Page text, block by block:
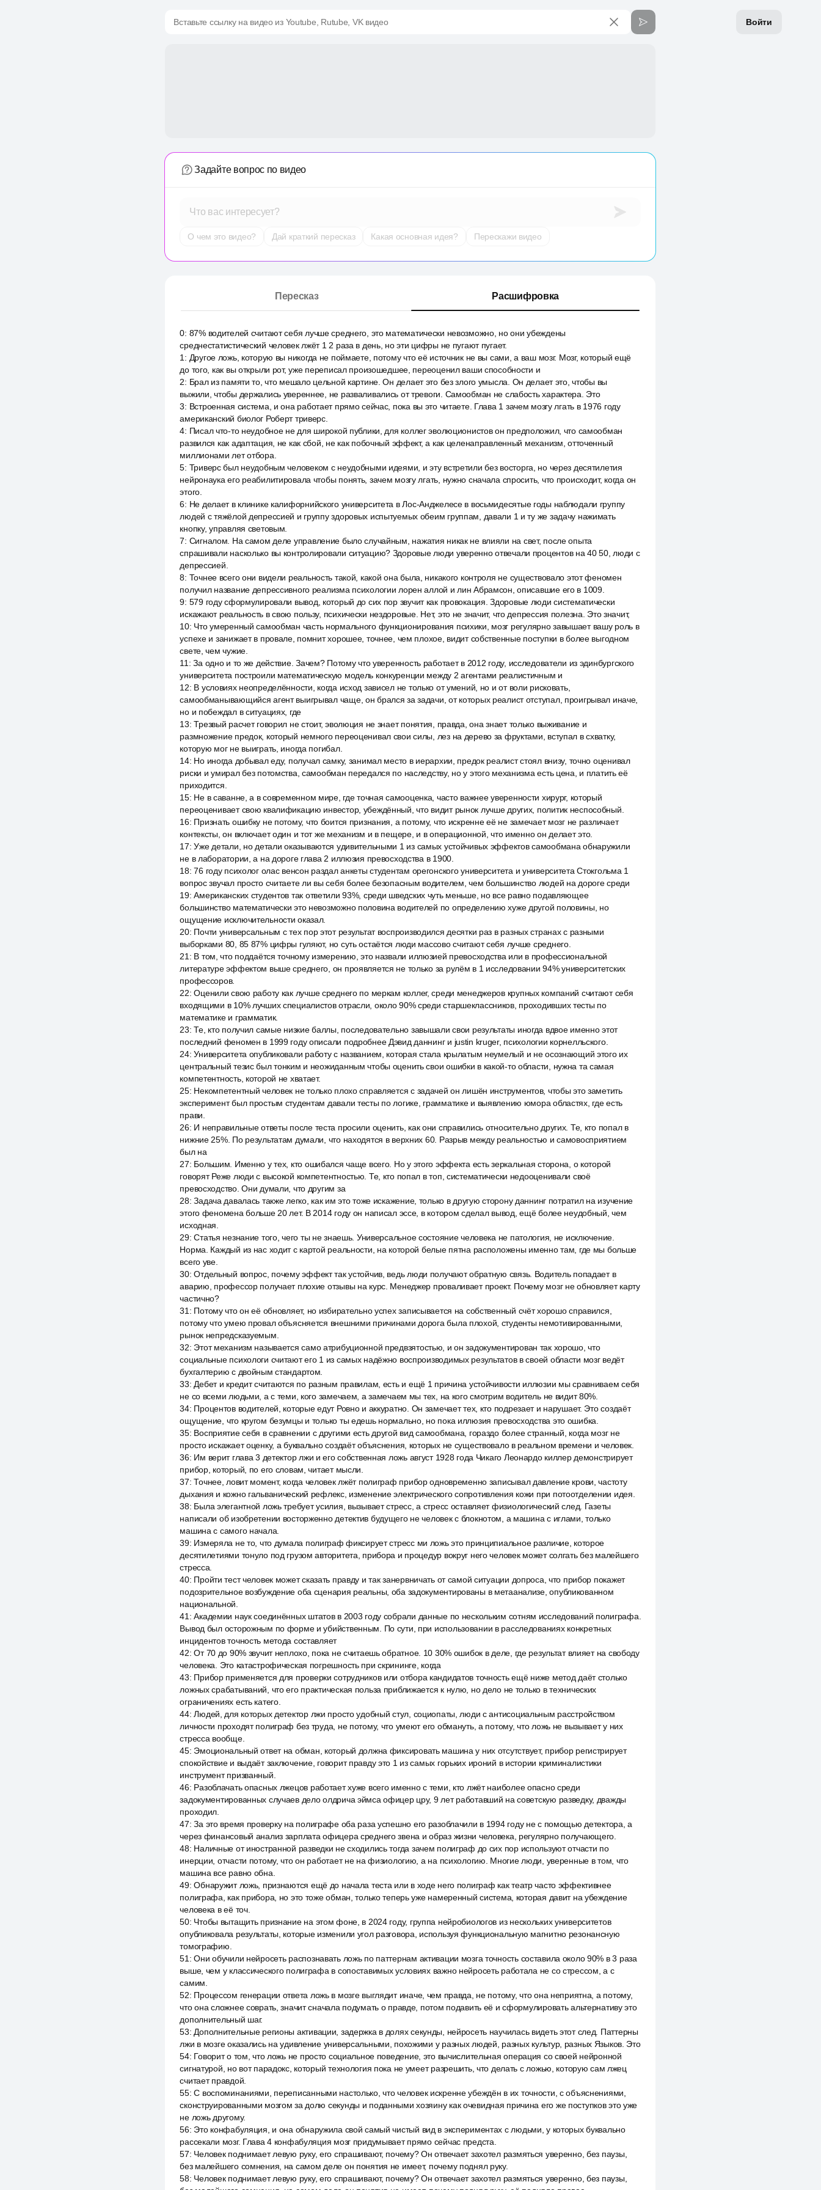
Войти
Вставьте ссылку на видео из Youtube, Rutube, VK видео
Задайте вопрос по видео
Что вас интересует?
О чем это видео? Дай краткий пересказ Какая основная идея? Перескажи видео
Пересказ Расшифровка
0: 87% водителей считают себя лучше среднего, это математически невозможно, но они убеждены
среднестатистический человек лжёт 1 2 раза в день, но эти цифры не пугают пугает.
1 : Другое ложь, которую вы никогда не поймаете, потому что её источник не вы сами, а ваш мозг. Мозг, который ещё
до того, как вы открыли рот, уже переписал произошедшее, переоценил ваши способности и
2: Брал из памяти то, что мешало цельной картине. Он делает это без злого умысла. Он делает это, чтобы вы
выжили, чтобы держались увереннее, не разваливались от тревоги. Самообман не слабость характера. Это
3: Встроенная система, и она работает прямо сейчас, пока вы это читаете. Глава 1 зачем мозгу лгать в 1976 году
американский биолог Роберт триверс.
4: Писал что-то неудобное не для широкой публики, для коллег эволюционистов он предположил, что самообман
развился как адаптация, не как сбой, не как побочный эффект, а как целенаправленный механизм, отточенный
миллионами лет отбора.
5: Триверс был неудобным человеком с неудобными идеями, и эту встретили без восторга, но через десятилетия
нейронаука его реабилитировала чтобы понять, зачем мозгу лгать, нужно сначала спросить, что происходит, когда он
этого.
6: Не делает в клинике калифорнийского университета в Лос-Анджелесе в восьмидесятые годы наблюдали группу
людей с тяжёлой депрессией и группу здоровых испытуемых обеим группам, давали 1 и ту же задачу нажимать
кнопку, управляя световым.
7: Сигналом. На самом деле управление было случайным, нажатия никак не влияли на свет, после опыта
спрашивали насколько вы контролировали ситуацию? Здоровые люди уверенно отвечали процентов на 40 50, люди с
депрессией.
8: Точнее всего они видели реальность такой, какой она была, никакого контроля не существовало этот феномен
получил название депрессивного реализма психологии лорен аллой и лин Абрамсон, описавшие его в 1009.
9: 579 году сформулировали вывод, который до сих пор звучит как провокация. Здоровые люди систематически
искажают реальность в свою пользу, психически нездоровые. Нет, это не значит, что депрессия полезна. Это значит,
10: Что умеренный самообман часть нормального функционирования психики, мозг регулярно завышает вашу роль в
успехе и занижает в провале, помнит хорошее, точнее, чем плохое, видит собственные поступки в более выгодном
свете, чем чужие.
11 :За одно и то же действие. Зачем? Потому что уверенность работает в 2012 году, исследователи из эдинбургского
университета построили математическую модель конкуренции между 2 агентами реалистичным и
12: В условиях неопределённости, когда исход зависел не только от умений, но и от воли рисковать,
самообманывающийся агент выигрывал чаще, он брался за задачи, от которых реалист отступал, проигрывал иначе,
но и побеждал в ситуациях, где
13:Трезвый расчет говорил не стоит, эволюция не знает понятия, правда, она знает только выживание и
размножение предок, который немного переоценивал свои силы, лез на дерево за фруктами, вступал в схватку,
которую мог не выиграть, иногда погибал.
14: Но иногда добывал еду, получал самку, занимал место в иерархии, предок реалист стоял внизу, точно оценивал
риски и умирал без потомства, самообман передался по наследству, но у этого механизма есть цена, и платить её
приходится.
15: Не в саванне, а в современном мире, где точная самооценка, часто важнее уверенности хирург, который
переоценивает свою квалификацию инвестор, убеждённый, что видит рынок лучше других, политик неспособный.
16: Признать ошибку не потому, что боится признания, а потому, что искренне её не замечает мозг не различает
контексты, он включает один и тот же механизм и в пещере, и в операционной, что именно он делает это.
17:Уже детали, но детали оказываются удивительными 1 из самых устойчивых эффектов самообмана обнаружили
не в лаборатории, а на дороге глава 2 иллюзия превосходства в 1900.
18:76 году психолог олас венсон раздал анкеты студентам орегонского университета и университета Стокгольма 1
вопрос звучал просто считаете ли вы себя более безопасным водителем, чем большинство людей на дороге среди
19:Американских студентов так ответили 93%, среди шведских чуть меньше, но все равно подавляющее
большинство математически это невозможно половина водителей по определению хуже другой половины, но
ощущение исключительности оказал.
20: Почти универсальным с тех пор этот результат воспроизводился десятки раз в разных странах с разными
выборками 80, 85 87% цифры гуляют, но суть остаётся люди массово считают себя лучше среднего.
21 : В том, что поддаётся точному измерению, это назвали иллюзией превосходства или в профессиональной
литературе эффектом выше среднего, он проявляется не только за рулём в 1 исследовании 94% университетских
профессоров.
22:Оценили свою работу как лучше среднего по меркам коллег, среди менеджеров крупных компаний считают себя
входящими в 10% лучших специалистов отрасли, около 90% среди старшеклассников, проходивших тесты по
математике и грамматик.
23:Те, кто получил самые низкие баллы, последовательно завышали свои результаты иногда вдвое именно этот
последний феномен в 1999 году описали подробнее Дэвид даннинг и justin kruger, психологии корнелльского.
24:Университета опубликовали работу с названием, которая стала крылатым неумелый и не осознающий этого их
центральный тезис был тонким и неожиданным чтобы оценить свои ошибки в какой-то области, нужна та самая
компетентность, которой не хватает.
25: Некомпетентный человек не только плохо справляется с задачей он лишён инструментов, чтобы это заметить
эксперимент был простым студентам давали тесты по логике, грамматике и выявлению юмора областях, где есть
прави.
26: И неправильные ответы после теста просили оценить, как они справились относительно других. Те, кто попал в
нижние 25%. По результатам думали, что находятся в верхних 60. Разрыв между реальностью и самовосприятием
был на
27: Большим. Именно у тех, кто ошибался чаще всего. Но у этого эффекта есть зеркальная сторона, о которой
говорят Реже люди с высокой компетентностью. Те, кто попал в топ, систематически недооценивали своё
превосходство. Они думали, что другим за
28:Задача давалась также легко, как им это тоже искажение, только в другую сторону даннинг потратил на изучение
этого феномена больше 20 лет. В 2014 году он написал эссе, в котором сделал вывод, ещё более неудобный, чем
исходная.
29:Статья незнание того, чего ты не знаешь. Универсальное состояние человека не патология, не исключение.
Норма. Каждый из нас ходит с картой реальности, на которой белые пятна расположены именно там, где мы больше
всего уве.
30:Отдельный вопрос, почему эффект так устойчив, ведь люди получают обратную связь. Водитель попадает в
аварию, профессор получает плохие отзывы на курс. Менеджер проваливает проект. Почему мозг не обновляет карту
частично?
31 : Потому что он её обновляет, но избирательно успех записывается на собственный счёт хорошо справился,
потому что умею провал объясняется внешними причинами дорога была плохой, студенты немотивированными,
рынок непредсказуемым.
32: Этот механизм называется само атрибуционной предвзятостью, и он задокументирован так хорошо, что
социальные психологи считают его 1 из самых надёжно воспроизводимых результатов в своей области мозг ведёт
бухгалтерию с двойным стандартом.
33: Дебет и кредит считаются по разным правилам, есть и ещё 1 причина устойчивости иллюзии мы сравниваем себя
не со всеми людьми, а с теми, кого замечаем, а замечаем мы тех, на кого смотрим водитель не видит 80%.
34: Процентов водителей, которые едут Ровно и аккуратно. Он замечает тех, кто подрезает и нарушает. Это создаёт
ощущение, что кругом безумцы и только ты едешь нормально, но пока иллюзия превосходства это ошибка.
35: Восприятие себя в сравнении с другими есть другой вид самообмана, гораздо более странный, когда мозг не
просто искажает оценку, a буквально создаёт объяснения, которых не существовало в реальном времени и человек.
36: Им верит глава 3 детектор лжи и его собственная ложь август 1928 года Чикаго Леонардо киллер демонстрирует
прибор, который, по его словам, читает мысли.
37:Точнее, ловит момент, когда человек лжёт полиграф прибор одновременно записывал давление крови, частоту
дыхания и кожно гальванический рефлекс, изменение электрического сопротивления кожи при потоотделении идея.
38: Была элегантной ложь требует усилия, вызывает стресс, а стресс оставляет физиологический след. Газеты
написали об изобретении восторженно детектив будущего не человек с блокнотом, а машина с иглами, только
машина с самого начала.
39: Измеряла не то, что думала полиграф фиксирует стресс ми ложь это принципиальное различие, которое
десятилетиями тонуло под грузом авторитета, прибора и процедур вокруг него человек может солгать без малейшего
стресса.
40: Пройти тест человек может сказать правду и так занервничать от самой ситуации допроса, что прибор покажет
подозрительное возбуждение оба сценария реальны, оба задокументированы в метаанализе, опубликованном
национальной.
41 :Академии наук соединённых штатов в 2003 году собрали данные по нескольким сотням исследований полиграфа.
Вывод был осторожным по форме и убийственным. По сути, при использовании в расследованиях конкретных
инцидентов точность метода составляет
42:От 70 до 90% звучит неплохо, пока не считаешь обратное. 10 30% ошибок в деле, где результат влияет на свободу
человека. Это катастрофическая погрешность при скрининге, когда
43: Прибор применяется для проверки сотрудников или отбора кандидатов точность ещё ниже метод даёт столько
ложных срабатываний, что его практическая польза приближается к нулю, но дело не только в технических
ограничениях есть катего.
44:Людей, для которых детектор лжи просто удобный стул, социопаты, люди с антисоциальным расстройством
личности проходят полиграф без труда, не потому, что умеют его обмануть, а потому, что ложь не вызывает у них
стресса вообще.
45: Эмоциональный ответ на обман, который должна фиксировать машина у них отсутствует, прибор регистрирует
спокойствие и выдаёт заключение, говорит правду это 1 из самых горьких ироний в истории криминалистики
инструмент призванный.
46: Разоблачать опасных лжецов работает хуже всего именно с теми, кто лжёт наиболее опасно среди
задокументированных случаев дело олдрича эймса офицер цру, 9 лет работавший на советскую разведку, дважды
проходил.
47:За это время проверку на полиграфе оба раза успешно его разоблачили в 1994 году не с помощью детектора, а
через финансовый анализ зарплата офицера среднего звена и образ жизни человека, регулярно получающего.
48: Наличные от иностранной разведки не сходились тогда зачем полиграф до сих пор используют отчасти по
инерции, отчасти потому, что он работает не на физиологию, а на психологию. Многие люди, уверенные в том, что
машина все равно обна.
49:Обнаружит ложь, признаются ещё до начала теста или в ходе него полиграф как театр часто эффективнее
полиграфа, как прибора, но это тоже обман, только теперь уже намеренный система, которая давит на убеждение
человека в её точ.
50: Чтобы вытащить признание на этом фоне, в 2024 году, группа нейробиологов из нескольких университетов
опубликовала результаты, которые изменили угол разговора, используя функциональную магнитно резонансную
томографию.
51 :Они обучили нейросеть распознавать ложь по паттернам активации мозга точность составила около 90% в 3 раза
выше, чем у классического полиграфа в сопоставимых условиях важно нейросеть работала не со стрессом, а с
самим.
52: Процессом генерации ответа ложь в мозге выглядит иначе, чем правда, не потому, что она неприятна, а потому,
что она сложнее соврать, значит сначала подумать о правде, потом подавить её и сформулировать альтернативу это
дополнительный шаг.
53: Дополнительные регионы активации, задержка в долях секунды, нейросеть научилась видеть этот след. Паттерны
лжи в мозге оказались на удивление универсальными, похожими у разных людей, разных культур, разных Языков. Это
54: Говорит о том, что ложь не просто социальное поведение, это вычислительная операция со своей нейронной
сигнатурой, но вот парадокс, который технология пока не умеет разрешить, что делать с ложью, которую сам лжец
считает правдой.
55:С воспоминаниями, переписанными настолько, что человек искренне убеждён в их точности, с объяснениями,
сконструированными мозгом за долю секунды и поданными хозяину как очевидная причина его же поступков это уже
не ложь другому.
56: Это конфабуляция, и она обнаружила свой самый чистый вид в экспериментах с людьми, у которых буквально
рассекали мозг. Глава 4 конфабуляция мозг придумывает прямо сейчас предста.
57: Человек поднимает левую руку, его спрашивают, почему? Он отвечает захотел размяться уверенно, без паузы,
без малейшего сомнения, на самом деле он понятия не имеет, почему поднял руку.
58: Человек поднимает левую руку, его спрашивают, почему? Он отвечает захотел размяться уверенно, без паузы,